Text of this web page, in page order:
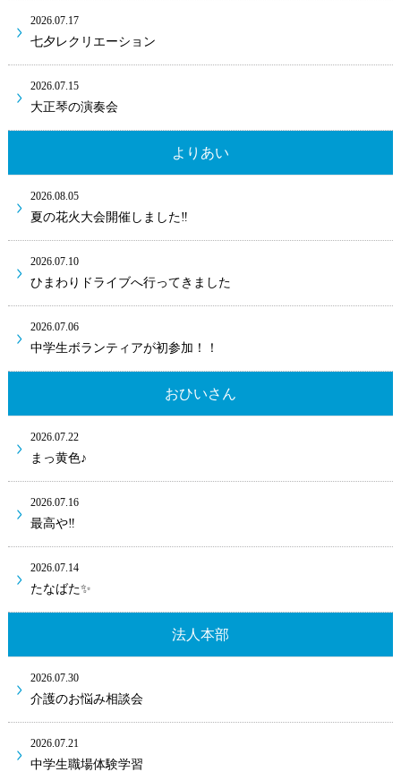
2026.07.17
七夕レクリエーション
2026.07.15
大正琴の演奏会
よりあい
2026.08.05
夏の花火大会開催しました‼
2026.07.10
ひまわりドライブへ行ってきました
2026.07.06
中学生ボランティアが初参加！！
おひいさん
2026.07.22
まっ黄色♪
2026.07.16
最高や‼
2026.07.14
たなばた✨
法人本部
2026.07.30
介護のお悩み相談会
2026.07.21
中学生職場体験学習